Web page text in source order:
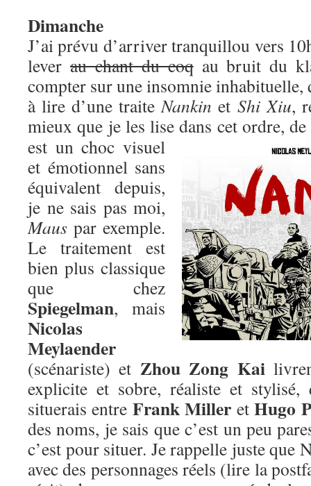
Dimanche
J’ai prévu d’arriver tranquillou vers
lever au chant du coqau bruit du
compter sur une insomnie inhabituelle,
à lire d’une traiteNankin et Shi Xiu,
mieux que je les lise dans cet ordre,
est un choc visuel
et émotionnel sans
équivalent depuis,
je ne sais pas moi,
Maus par exemple.
Le traitement est
bien plus classique
que chez
Spiegelman, mais
Nicolas
Meylaender
(scénariste) et Zhou Zong Kai
explicite et sobre, réaliste et stylisé,
situerais entre Frank Miller etHugo
des noms, je sais que c’est un peu
c’est pour situer. Je rappelle juste que
avec des personnages réels (lire la